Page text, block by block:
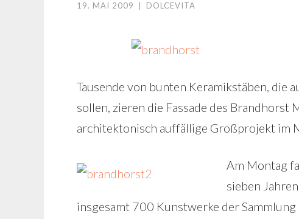
19. MAI 2009 DOLCEVITA
Tausende von bunten Keramikstäben, die
sollen, zieren die Fassade des
architektonisch auffällige Großprojekt im
Am Montag
sieben
insgesamt 700 Kunstwerke der